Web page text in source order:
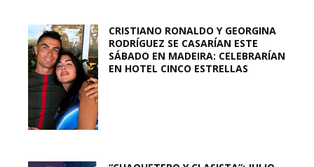
CRISTIANO RONALDO Y GEORGINA
RODRÍGUEZ SE CASARÍAN ESTE
SÁBADO EN MADEIRA: CELEBRARÍAN
EN HOTEL CINCO ESTRELLAS